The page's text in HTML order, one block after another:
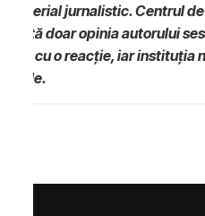
material jurnalistic. Centrul
doar opinia autorului
vină cu o reacție, iar instituția
egale.